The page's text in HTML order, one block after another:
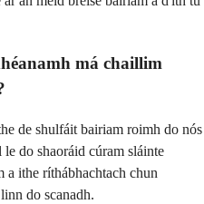
má chaillim
de shulfáit bairiam roimh do nós
do shaoráid cúram sláinte
a ithe ríthábhachtach chun
do scanadh.